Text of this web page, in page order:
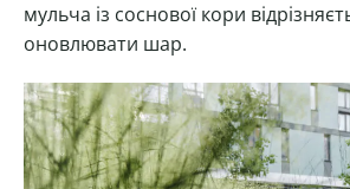
мульча із соснової кори
оновлювати шар.